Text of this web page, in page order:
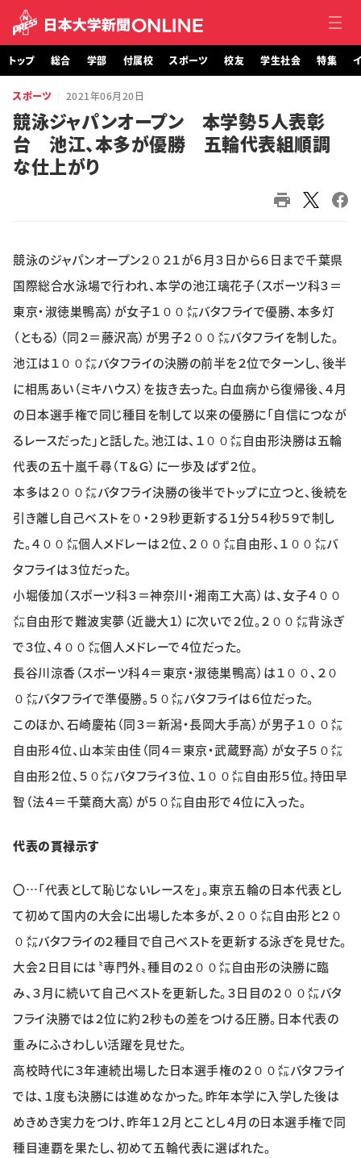
トップ
総合
スポーツ
学生社会
特集・企画
イベント
購読 日大文芸賞
学生記者募集 お問い合わせ
トップ 総合 学部 付属校 スポーツ 校友 学生社会 特集
スポーツ 2021年06月20日
競泳ジャパンオープン 本学勢５人表彰
台 池江、本多が優勝 五輪代表組順調
な仕上がり
競泳のジャパンオープン２０２１が６月３日から６日まで千葉県
国際総合水泳場で行われ、本学の池江璃花子（スポーツ科３＝
東京・淑徳巣鴨高）が女子１００㍍バタフライで優勝、本多灯
（ともる）（同２＝藤沢高）が男子２００㍍バタフライを制した。
池江は１００㍍バタフライの決勝の前半を２位でターンし、後半
に相馬あい（ミキハウス）を抜き去った。白血病から復帰後、４月
の日本選手権で同じ種目を制して以来の優勝に「自信につなが
るレースだった」と話した。池江は、１００㍍自由形決勝は五輪
代表の五十嵐千尋（Ｔ＆Ｇ）に一歩及ばず２位。
本多は２００㍍バタフライ決勝の後半でトップに立つと、後続を
引き離し自己ベストを０・２９秒更新する１分５４秒５９で制し
た。４００㍍個人メドレーは２位、２００㍍自由形、１００㍍バ
タフライは３位だった。
小堀倭加（スポーツ科３＝神奈川・湘南工大高）は、女子４００
㍍自由形で難波実夢（近畿大１）に次いで２位。２００㍍背泳ぎ
で３位、４００㍍個人メドレーで４位だった。
長谷川涼香（スポーツ科４＝東京・淑徳巣鴨高）は１００、２０
０㍍バタフライで準優勝。５０㍍バタフライは６位だった。
このほか、石崎慶祐（同３＝新潟・長岡大手高）が男子１００㍍
自由形４位、山本茉由佳（同４＝東京・武蔵野高）が女子５０㍍
自由形２位、５０㍍バタフライ３位、１００㍍自由形５位。持田早
智（法４＝千葉商大高）が５０㍍自由形で４位に入った。
代表の貫禄示す
〇…「代表として恥じないレースを」。東京五輪の日本代表とし
て初めて国内の大会に出場した本多が、２００㍍自由形と２０
０㍍バタフライの２種目で自己ベストを更新する泳ぎを見せた。
大会２日目には〝専門外〟種目の２００㍍自由形の決勝に臨
み、３月に続いて自己ベストを更新した。３日目の２００㍍バタ
フライ決勝では２位に約２秒もの差をつける圧勝。日本代表の
重みにふさわしい活躍を見せた。
高校時代に３年連続出場した日本選手権の２００㍍バタフライ
では、１度も決勝には進めなかった。昨年本学に入学した後は
めきめき実力をつけ、昨年１２月とことし４月の日本選手権で同
種目連覇を果たし、初めて五輪代表に選ばれた。